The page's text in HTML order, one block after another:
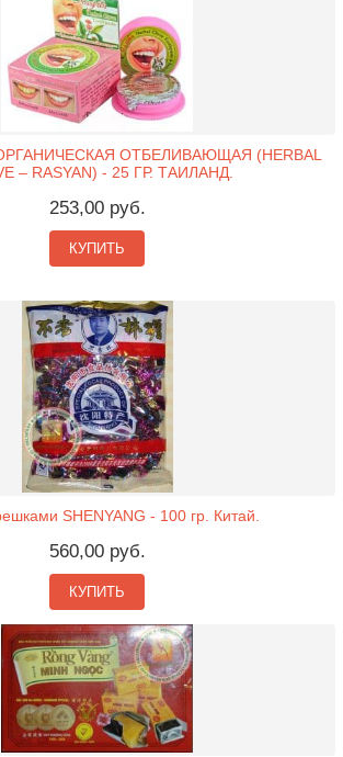
ОТБЕЛИВАЮЩАЯ (HERBAL
– RASYAN) - 25 ГР. ТАИЛАНД.
253,00 руб.
КУПИТЬ
SHENYANG - 100 гр. Китай.
560,00 руб.
КУПИТЬ